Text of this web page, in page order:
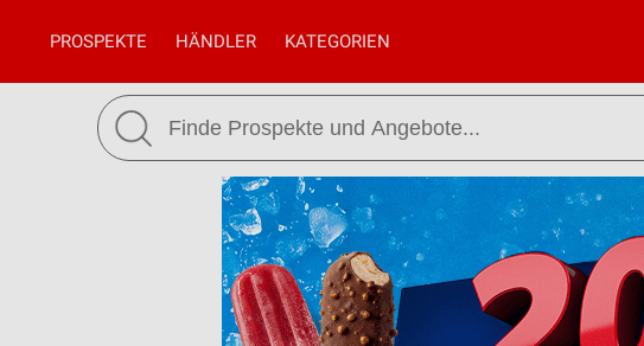
PROSPEKTE HÄNDLER KATEGORIEN